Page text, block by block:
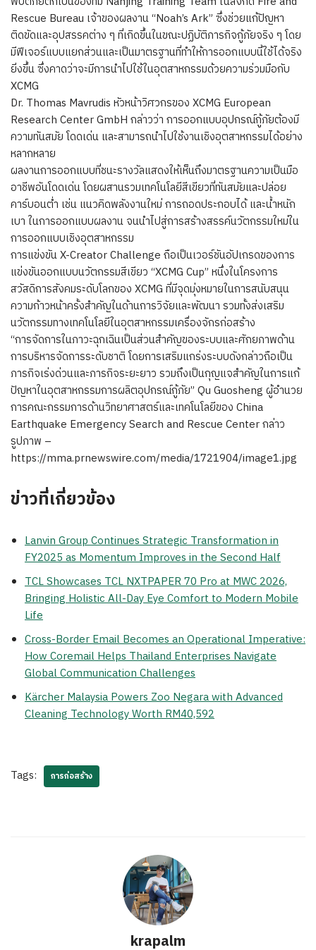
Rescue Bureau เจ้าของผลงาน “Noah’s Ark” ซึ่งช่วยแก้ปัญหา
ติดขัดและอุปสรรคต่าง ๆ ที่เกิดขึ้นในขณะปฏิบัติภารกิจกู้ภัยจริง ๆ โดย
มีฟีเจอร์แบบแยกส่วนและเป็นมาตรฐานที่ทำให้การออกแบบนี้ใช้ได้จริง
ยิ่งขึ้น ซึ่งคาดว่าจะมีการนำไปใช้ในอุตสาหกรรมด้วยความร่วมมือกับ
XCMG
Dr. Thomas Mavrudis หัวหน้าวิศวกรของ XCMG European
Research Center GmbH กล่าวว่า การออกแบบอุปกรณ์กู้ภัยต้องมี
ความทันสมัย โดดเด่น และสามารถนำไปใช้งานเชิงอุตสาหกรรมได้อย่าง
หลากหลาย
ผลงานการออกแบบที่ชนะรางวัลแสดงให้เห็นถึงมาตรฐานความเป็นมือ
อาชีพอันโดดเด่น โดยผสานรวมเทคโนโลยีสีเขียวที่ทันสมัยและปล่อย
คาร์บอนต่ำ เช่น แนวคิดพลังงานใหม่ การถอดประกอบได้ และน้ำหนัก
เบา ในการออกแบบผลงาน จนนำไปสู่การสร้างสรรค์นวัตกรรมใหม่ใน
การออกแบบเชิงอุตสาหกรรม
การแข่งขัน X-Creator Challenge ถือเป็นเวอร์ชันอัปเกรดของการ
แข่งขันออกแบบนวัตกรรมสีเขียว “XCMG Cup” หนึ่งในโครงการ
สวัสดิการสังคมระดับโลกของ XCMG ที่มีจุดมุ่งหมายในการสนับสนุน
ความก้าวหน้าครั้งสำคัญในด้านการวิจัยและพัฒนา รวมทั้งส่งเสริม
นวัตกรรมทางเทคโนโลยีในอุตสาหกรรมเครื่องจักรก่อสร้าง
“การจัดการในภาวะฉุกเฉินเป็นส่วนสำคัญของระบบและศักยภาพด้าน
การบริหารจัดการระดับชาติ โดยการเสริมแกร่งระบบดังกล่าวถือเป็น
ภารกิจเร่งด่วนและภารกิจระยะยาว รวมถึงเป็นกุญแจสำคัญในการแก้
ปัญหาในอุตสาหกรรมการผลิตอุปกรณ์กู้ภัย” Qu Guosheng ผู้อำนวย
การคณะกรรมการด้านวิทยาศาสตร์และเทคโนโลยีของ China
Earthquake Emergency Search and Rescue Center กล่าว
รูปภาพ –
https://mma.prnewswire.com/media/1721904/image1.jpg
ข่าวที่เกี่ยวข้อง
Lanvin Group Continues Strategic Transformation in
FY2025 as Momentum Improves in the Second Half
TCL Showcases TCL NXTPAPER 70 Pro at MWC 2026,
Bringing Holistic All-Day Eye Comfort to Modern Mobile
Life
Cross-Border Email Becomes an Operational Imperative:
How Coremail Helps Thailand Enterprises Navigate
Global Communication Challenges
Kärcher Malaysia Powers Zoo Negara with Advanced
Cleaning Technology Worth RM40,592
Tags: การก่อสร้าง
krapalm